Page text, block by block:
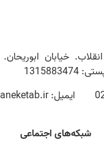
خیابان
شبکه‌های اجتماعی